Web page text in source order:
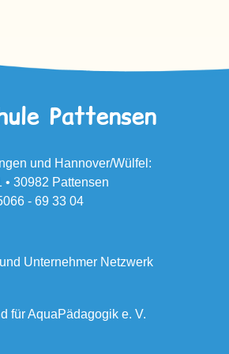
Funktionstraining
Pattensen
und Hannover/Wülfel:
• 30982 Pattensen
- 69 33 04
Unternehmer Netzwerk
für AquaPädagogik e. V.